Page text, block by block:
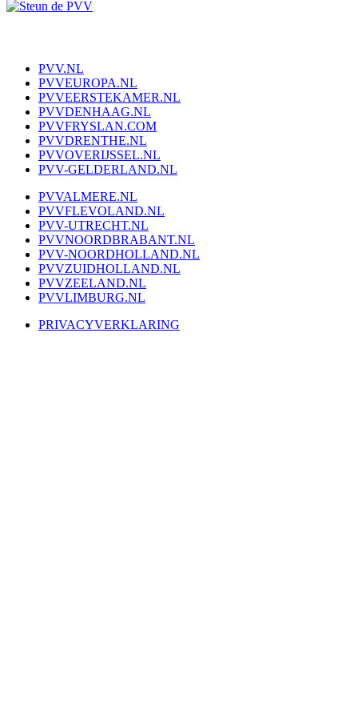
PVV.NL
PVVEUROPA.NL
PVVEERSTEKAMER.NL
PVVDENHAAG.NL
PVVFRYSLAN.COM
PVVDRENTHE.NL
PVVOVERIJSSEL.NL
PVV-GELDERLAND.NL
PVVALMERE.NL
PVVFLEVOLAND.NL
PVV-UTRECHT.NL
PVVNOORDBRABANT.NL
PVV-NOORDHOLLAND.NL
PVVZUIDHOLLAND.NL
PVVZEELAND.NL
PVVLIMBURG.NL
PRIVACYVERKLARING